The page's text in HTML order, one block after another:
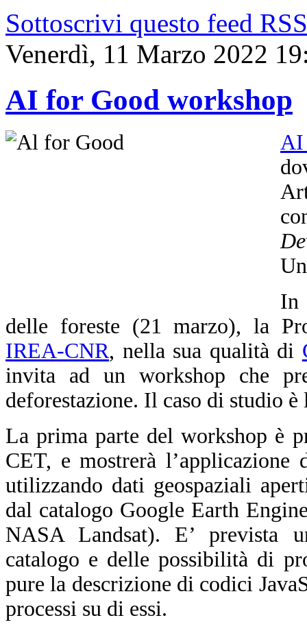
Sottoscrivi questo feed RSS
Venerdì, 11 Marzo 2022
AI for Good workshop
In
delle foreste (21 marzo), la
IREA-CNR, nella sua qualità di
invita ad un workshop che
deforestazione. Il caso di studio
La prima parte del workshop è
CET, e mostrerà
utilizzando dati geospaziali
dal catalogo Google Earth
NASA Landsat). E’ prevista
catalogo e delle possibilità di
pure la descrizione di codici
processi su di essi.